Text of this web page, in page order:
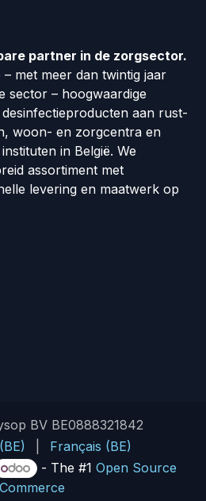
partner in de zorgsector.
met meer dan twintig jaar
sector – hoogwaardige
aan rust-
woon- en zorgcentra en
in België. We
assortiment met
levering en maatwerk op
BV BE0888321842
Français (BE)
- The #1 Open Source